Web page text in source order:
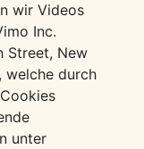
wir Videos
Inc.
Street, New
welche durch
unter